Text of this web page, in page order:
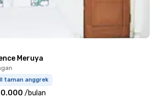
Meruya
taman anggrek
/bulan